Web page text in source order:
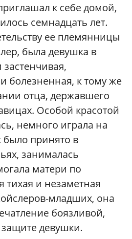
к себе домой,
семнадцать лет.
ее племянницы
была девушка в
болезненная, к тому же
отца, державшего
Особой красотой
немного играла на
было принято в
занималась
матери по
тихая и незаметная
младших, она
боязливой,
девушки.